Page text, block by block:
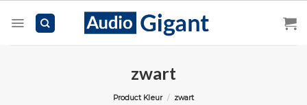
zwart
Product Kleur / zwart